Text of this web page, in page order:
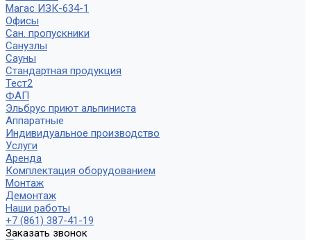
Магас ИЗК-634-1
Офисы
Сан. пропускники
Санузлы
Сауны
Стандартная продукция
Тест2
ФАП
Эльбрус приют альпиниста
Аппаратные
Индивидуальное производство
Услуги
Аренда
Комплектация оборудованием
Монтаж
Демонтаж
Наши работы
+7 (861) 387-41-19
Заказать звонок